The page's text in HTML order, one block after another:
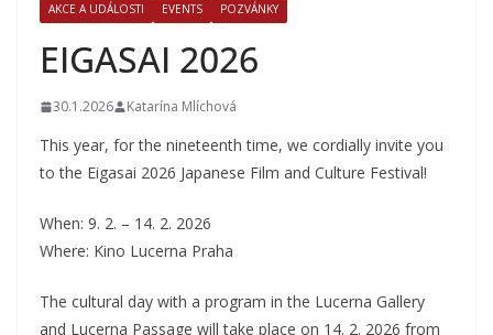
AKCE A UDÁLOSTI EVENTS POZVÁNKY
EIGASAI 2026
30.1.2026 Katarína Mlíchová
This year, for the nineteenth time, we cordially invite you
to the Eigasai 2026 Japanese Film and Culture Festival!
When: 9. 2. – 14. 2. 2026
Where: Kino Lucerna Praha
The cultural day with a program in the Lucerna Gallery
and Lucerna Passage will take place on 14. 2. 2026 from